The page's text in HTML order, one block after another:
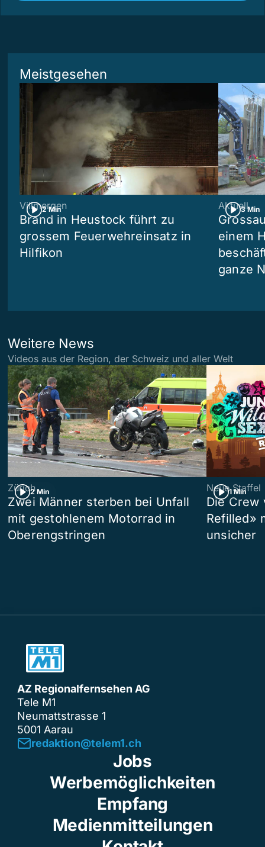
Meistgesehen
2 Min
Villmergen
Brand in Heustock führt zu
grossem Feuerwehreinsatz in
Hilfikon
3 Min
Aktuell
einem
ganze
Weitere News
Videos aus der Region, der Schweiz und aller Welt
2 Min
Zürich
Zwei Männer sterben bei Unfall
mit gestohlenem Motorrad in
Oberengstringen
1 Min
Neue Staffel
Die Crew
Refilled»
unsicher
AZ Regionalfernsehen AG
Tele M1
Neumattstrasse 1
5001 Aarau
redaktion@telem1.ch
Jobs
Werbemöglichkeiten
Empfang
Medienmitteilungen